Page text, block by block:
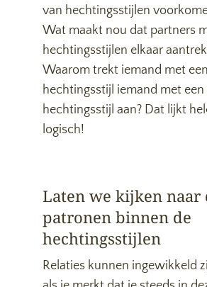
van hechtingsstijlen
Wat maakt nou dat partners
hechtingsstijlen elkaar
Waarom trekt iemand met
hechtingsstijl iemand met
hechtingsstijl aan? Dat lijkt
logisch!
Laten we kijken naar
patronen binnen de
hechtingsstijlen
Relaties kunnen ingewikkeld